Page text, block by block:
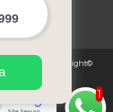
autorais. Copyright©
1